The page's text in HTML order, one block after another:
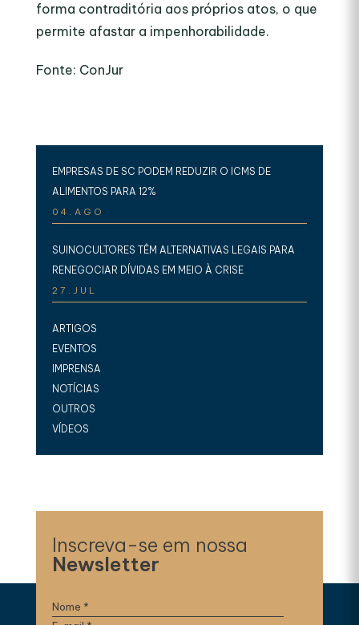
forma contraditória aos próprios atos, o que
permite afastar a impenhorabilidade.
Fonte: ConJur
EMPRESAS DE SC PODEM REDUZIR O ICMS DE
ALIMENTOS PARA 12%
04.AGO
SUINOCULTORES TÊM ALTERNATIVAS LEGAIS PARA
RENEGOCIAR DÍVIDAS EM MEIO À CRISE
27.JUL
ARTIGOS
EVENTOS
IMPRENSA
NOTÍCIAS
OUTROS
VÍDEOS
Inscreva-se em nossa
Newsletter